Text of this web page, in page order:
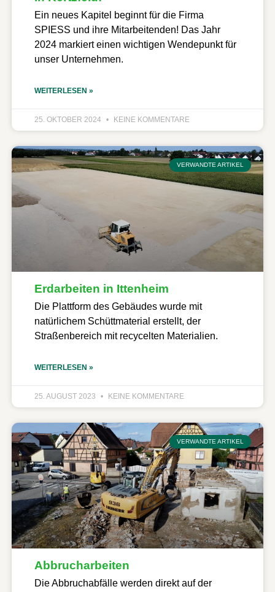
Ein neues Kapitel beginnt für die Firma
SPIESS und ihre Mitarbeitenden! Das Jahr
2024 markiert einen wichtigen Wendepunkt für
unser Unternehmen.
WEITERLESEN »
25. OKTOBER 2024 KEINE KOMMENTARE
VERWANDTE ARTIKEL
Erdarbeiten in Ittenheim
Die Plattform des Gebäudes wurde mit
natürlichem Schüttmaterial erstellt, der
Straßenbereich mit recycelten Materialien.
WEITERLESEN »
25. AUGUST 2023 KEINE KOMMENTARE
VERWANDTE ARTIKEL
Abbrucharbeiten
Die Abbruchabfälle werden direkt auf der